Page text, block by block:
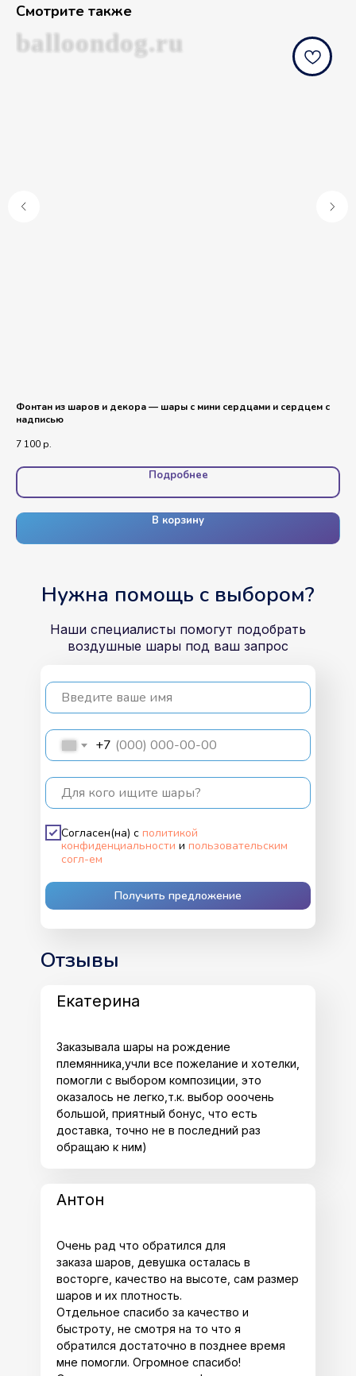
Смотрите также
balloondog.ru
Фонтан из шаров и декора — шары с мини сердцами и сердцем с
надписью
7 100 р.
Подробнее
В корзину
Наши специалисты помогут подобрать
воздушные шары под ваш запрос
Введите ваше имя
+7
Для кого ищите шары?
Согласен(на) с политикой
конфиденциальности и пользовательским
согл-ем
Получить предложение
Нужна помощь с выбором?
Отзывы
Заказывала шары на рождение
племянника,учли все пожелание и хотелки,
помогли с выбором композиции, это
оказалось не легко,т.к. выбор ооочень
большой, приятный бонус, что есть
доставка, точно не в последний раз
обращаю к ним)
Екатерина
Очень рад что обратился для
заказа шаров, девушка осталась в
восторге, качество на высоте, сам размер
шаров и их плотность.
Отдельное спасибо за качество и
быстроту, не смотря на то что я
обратился достаточно в позднее время
мне помогли. Огромное спасибо!
Антон